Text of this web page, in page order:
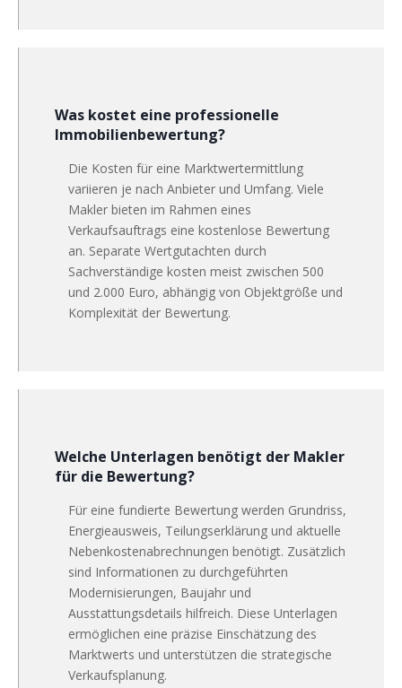
Was kostet eine professionelle
Immobilienbewertung?
Die Kosten für eine Marktwertermittlung
variieren je nach Anbieter und Umfang. Viele
Makler bieten im Rahmen eines
Verkaufsauftrags eine kostenlose Bewertung
an. Separate Wertgutachten durch
Sachverständige kosten meist zwischen 500
und 2.000 Euro, abhängig von Objektgröße und
Komplexität der Bewertung.
Welche Unterlagen benötigt der Makler
für die Bewertung?
Für eine fundierte Bewertung werden Grundriss,
Energieausweis, Teilungserklärung und aktuelle
Nebenkostenabrechnungen benötigt. Zusätzlich
sind Informationen zu durchgeführten
Modernisierungen, Baujahr und
Ausstattungsdetails hilfreich. Diese Unterlagen
ermöglichen eine präzise Einschätzung des
Marktwerts und unterstützen die strategische
Verkaufsplanung.